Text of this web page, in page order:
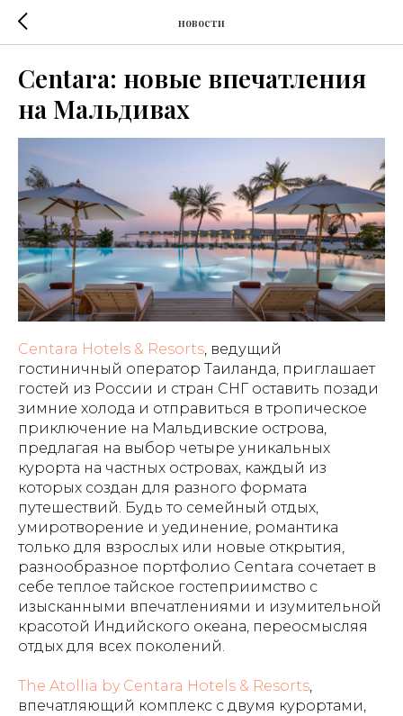
новости
Centara: новые впечатления
на Мальдивах
Centara Hotels & Resorts, ведущий
гостиничный оператор Таиланда, приглашает
гостей из России и стран СНГ оставить позади
зимние холода и отправиться в тропическое
приключение на Мальдивские острова,
предлагая на выбор четыре уникальных
курорта на частных островах, каждый из
которых создан для разного формата
путешествий. Будь то семейный отдых,
умиротворение и уединение, романтика
только для взрослых или новые открытия,
разнообразное портфолио Centara сочетает в
себе теплое тайское гостеприимство с
изысканными впечатлениями и изумительной
красотой Индийского океана, переосмысляя
отдых для всех поколений.
The Atollia by Centara Hotels & Resorts,
впечатляющий комплекс с двумя курортами,